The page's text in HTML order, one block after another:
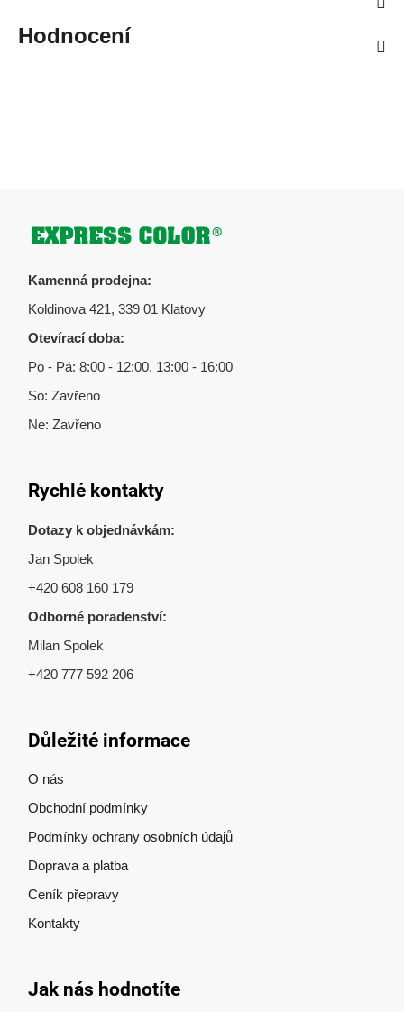
Hodnocení
Zápatí
Kamenná prodejna:
Koldinova 421, 339 01 Klatovy
Otevírací doba:
Po - Pá: 8:00 - 12:00, 13:00 - 16:00
So: Zavřeno
Ne: Zavřeno
Rychlé kontakty
Dotazy k objednávkám:
Jan Spolek
+420 608 160 179
Odborné poradenství:
Milan Spolek
+420 777 592 206
Důležité informace
O nás
Obchodní podmínky
Podmínky ochrany osobních údajů
Doprava a platba
Ceník přepravy
Kontakty
Jak nás hodnotíte